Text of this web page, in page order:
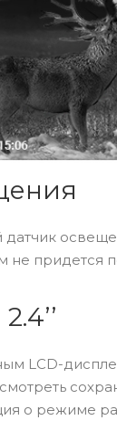
датчик
не придется
LCD-
о режиме